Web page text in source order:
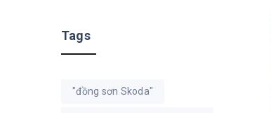
Tags
"đồng sơn Skoda"